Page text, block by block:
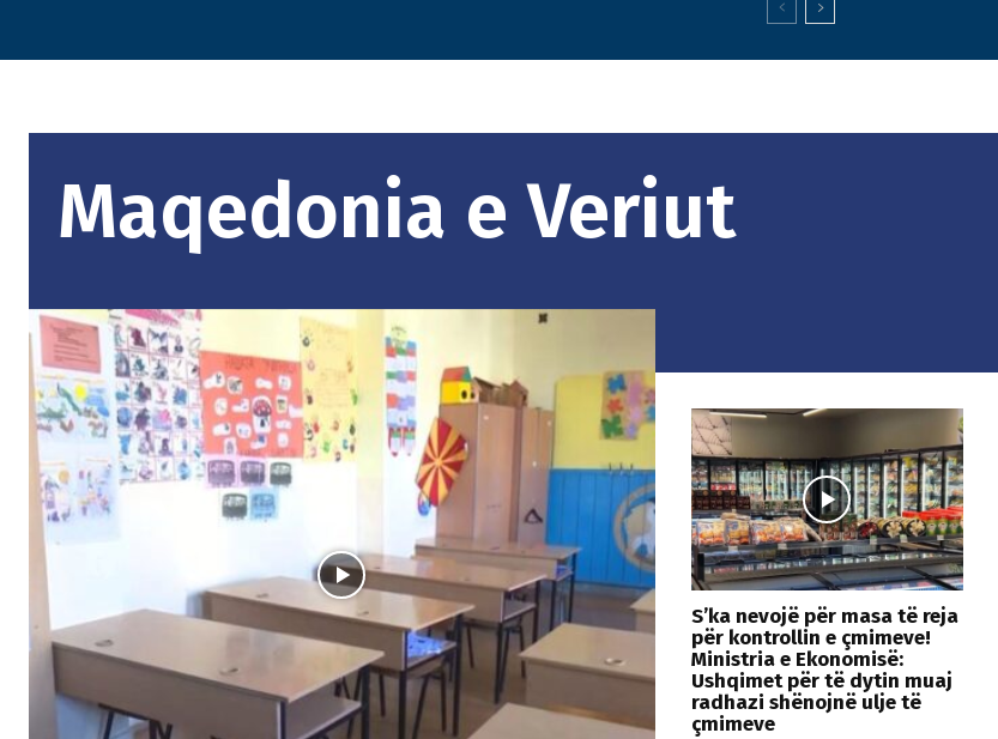
Maqedonia e Veriut
S’ka nevojë për masa të reja
për kontrollin e çmimeve!
Ministria e Ekonomisë:
Ushqimet për të dytin muaj
radhazi shënojnë ulje të
çmimeve